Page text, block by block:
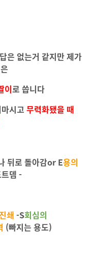
은 없는거 같지만 제가
이로 씁니다
시고 무력화됐을 때
뒤로 돌아감or E용의
뎀 -
쇄 -S회심의
(빠지는 용도)